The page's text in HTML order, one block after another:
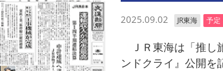
2025.09.02 JR東海 予定
ＪＲ東海は「推し
ンドクライ』公開を